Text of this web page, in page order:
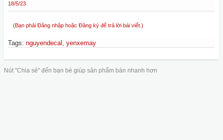
18/5/23
(Bạn phải Đăng nhập hoặc Đăng ký để trả lời bài viết.)
Tags: nguyendecal , yenxemay
Nút "Chia sẻ" đến bạn bè giúp sản phẩm bán nhanh hơn